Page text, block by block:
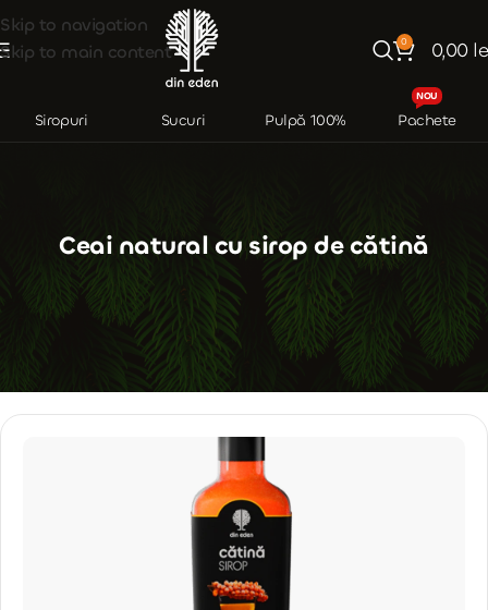
Skip to navigation
Skip to main content
0 0,00
Siropuri Sucuri Pulpă 100% Pachete
NOU
Ceai natural cu sirop de cătină